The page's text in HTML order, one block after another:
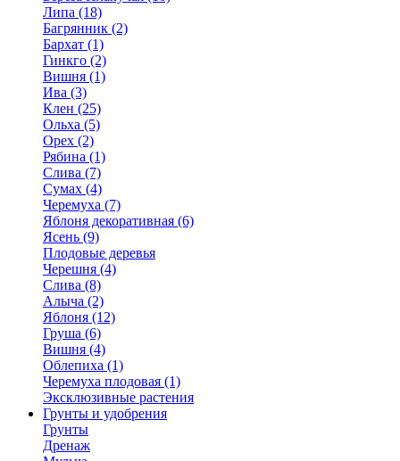
Липа (18)
Багрянник (2)
Бархат (1)
Гинкго (2)
Вишня (1)
Ива (3)
Клен (25)
Ольха (5)
Орех (2)
Рябина (1)
Слива (7)
Сумах (4)
Черемуха (7)
Яблоня декоративная (6)
Ясень (9)
Плодовые деревья
Черешня (4)
Слива (8)
Алыча (2)
Яблоня (12)
Груша (6)
Вишня (4)
Облепиха (1)
Черемуха плодовая (1)
Эксклюзивные растения
Грунты и удобрения
Грунты
Дренаж